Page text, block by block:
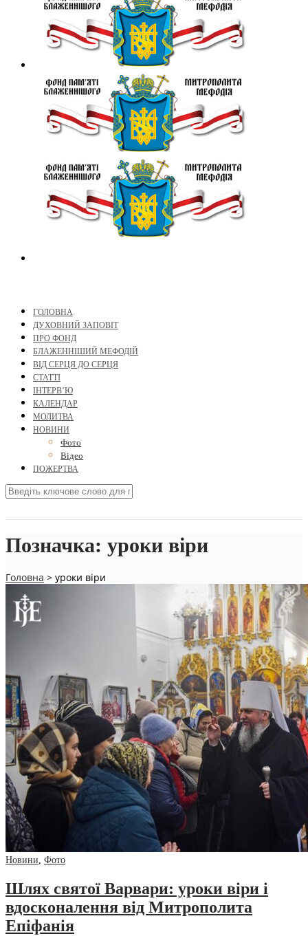
ГОЛОВНА
ДУХОВНИЙ ЗАПОВІТ
ПРО ФОНД
БЛАЖЕННІШИЙ МЕФОДІЙ
ВІД СЕРЦЯ ДО СЕРЦЯ
СТАТТІ
ІНТЕРВ’Ю
КАЛЕНДАР
МОЛИТВА
НОВИНИ
Фото
Відео
ПОЖЕРТВА
Позначка: уроки віри
Головна > уроки віри
Новини, Фото
Шлях святої Варвари: уроки віри і
вдосконалення від Митрополита
Епіфанія